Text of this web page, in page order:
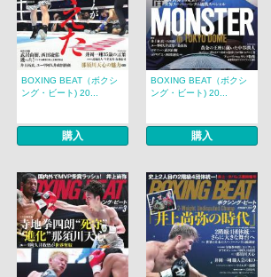
BOXING BEAT（ボクシ
ング・ビート) 20...
購入
BOXING BEAT（ボクシ
ング・ビート) 20...
購入